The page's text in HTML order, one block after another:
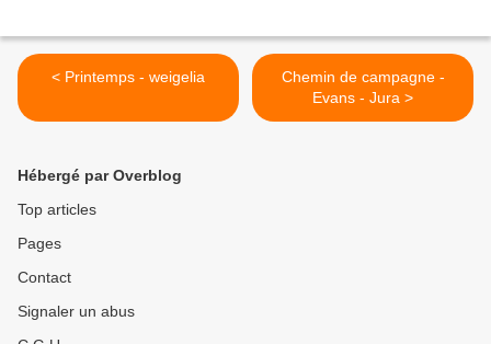
< Printemps - weigelia
Chemin de campagne -
Evans - Jura >
Hébergé par Overblog
Top articles
Pages
Contact
Signaler un abus